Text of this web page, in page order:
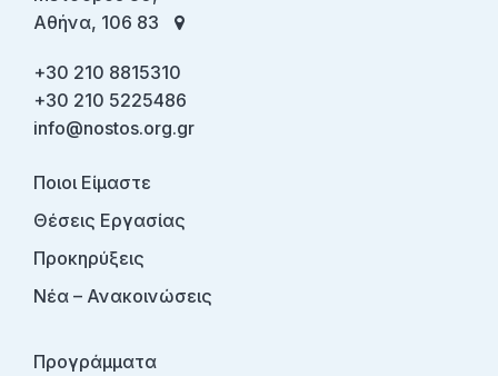
Αθήνα, 106 83
+30 210 8815310
+30 210 5225486
info@nostos.org.gr
Ποιοι Είμαστε
Θέσεις Εργασίας
Προκηρύξεις
Νέα – Ανακοινώσεις
Προγράμματα